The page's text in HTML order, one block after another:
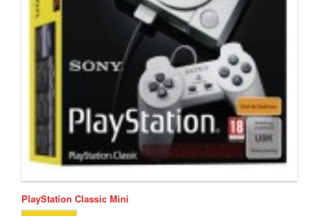
PlayStation Classic Mini